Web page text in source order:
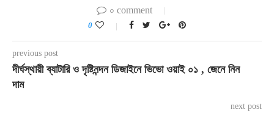
০ comment
0
previous post
দীর্ঘস্থায়ী ব্যাটারি ও দৃষ্টিনন্দন ডিজাইনে ভিভো ওয়াই ০১ , জেনে নিন
দাম
next post